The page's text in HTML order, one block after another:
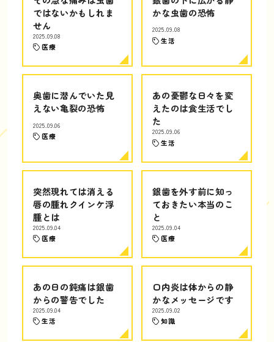
ではないかもしれま
せん
2025.09.08
医療
かな虫歯の恐怖
2025.09.08
生活
奥歯に潜んでいた見
えない亀裂の恐怖
2025.09.06
医療
あの憂鬱な日々を変
えたのは食生活でし
た
2025.09.06
生活
突然現れては消える
唇の腫れクインケ浮
腫とは
2025.09.04
医療
銀歯を外す前に知っ
ておきたい本当のこ
と
2025.09.04
医療
あの日の鈍痛は銀歯
からの警告でした
2025.09.04
生活
口内炎は体からの静
かなメッセージです
2025.09.02
知識